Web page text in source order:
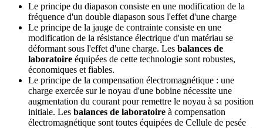
Le principe du diapason consiste en une modification de la
fréquence d'un double diapason sous l'effet d'une charge
Le principe de la jauge de contrainte consiste en une
modification de la résistance électrique d'un matériau se
déformant sous l'effet d'une charge. Les balances de
laboratoire équipées de cette technologie sont robustes,
économiques et fiables.
Le principe de la compensation électromagnétique : une
charge exercée sur le noyau d'une bobine nécessite une
augmentation du courant pour remettre le noyau à sa position
initiale. Les balances de laboratoire à compensation
électromagnétique sont toutes équipées de Cellule de pesée